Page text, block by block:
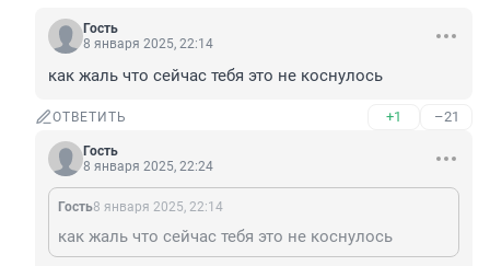
Гость
8 января 2025, 22:14
как жаль что сейчас тебя это не коснулось
ОТВЕТИТЬ +1 –21
Гость
8 января 2025, 22:24
Гость8 января 2025, 22:14
как жаль что сейчас тебя это не коснулось